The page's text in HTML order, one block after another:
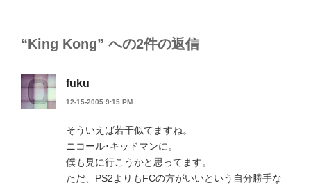
“King Kong” への2件の返信
fuku
12-15-2005 9:15 PM
そういえば若干似てますね。
ニコール･キッドマンに。
僕も見に行こうかと思ってます。
ただ、PS2よりもFCの方がいいという自分勝手な